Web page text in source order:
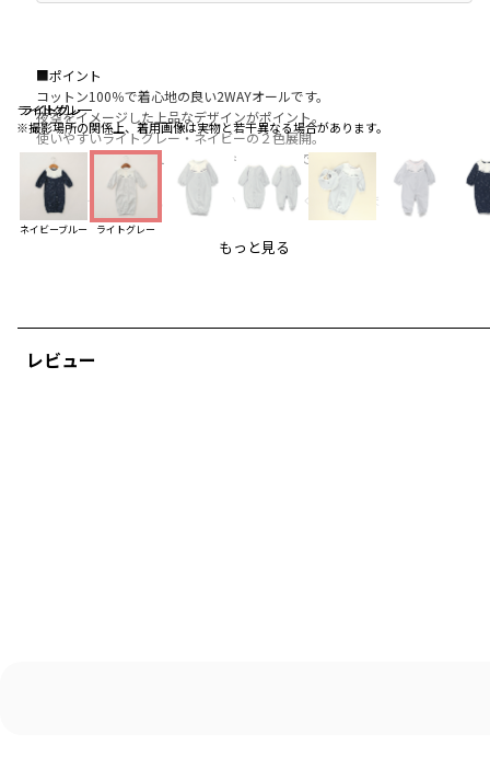
ライトグレー
※撮影場所の関係上、着用画像は実物と若干異なる場合があります。
ライトグレー
ライトグレー
ネイビーブルー ライトグレー
レビュー
■ポイント
コットン100％で着心地の良い2WAYオールです。
夜空をイメージした上品なデザインがポイント。
使いやすいライトグレー・ネイビーの２色展開。
ご自宅用にはもちろん、ギフトにもおすすめです♪
2WAYオールは新生児から生後6か月頃まで長く着用できます。
新生児期はオムツ替えが楽なドレスオールとして、
足の動きが激しくなってきたらカバーオールとしてお使いいただけます。
-----
伸縮性：あり
もっと見る